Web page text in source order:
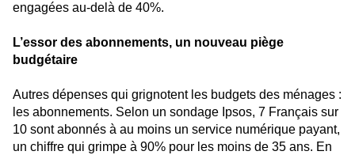
engagées au-delà de 40%.
L’essor des abonnements, un nouveau piège
budgétaire
Autres dépenses qui grignotent les budgets des ménages :
les abonnements. Selon un sondage Ipsos, 7 Français sur
10 sont abonnés à au moins un service numérique payant,
un chiffre qui grimpe à 90% pour les moins de 35 ans. En